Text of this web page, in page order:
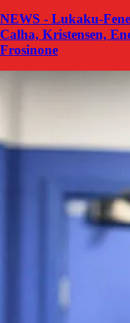
NEWS - Lukaku-
Calha, Kristensen,
Frosinone